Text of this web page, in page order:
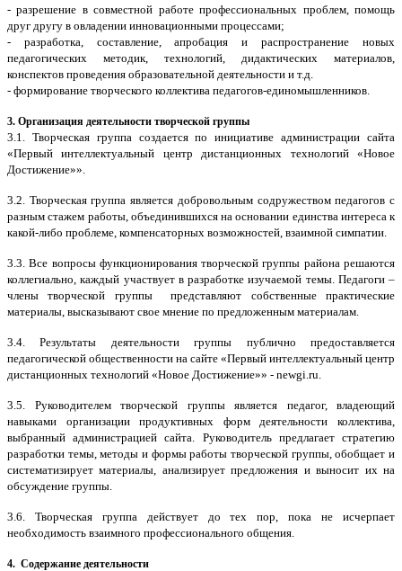
- разрешение в совместной работе профессиональных проблем, помощь
друг другу в овладении инновационными процессами;
- разработка, составление, апробация и распространение новых
педагогических методик, технологий, дидактических материалов,
конспектов проведения образовательной деятельности и т.д.
- формирование творческого коллектива педагогов-единомышленников.
3. Организация деятельности творческой группы
3.1. Творческая группа создается по инициативе администрации сайта
«Первый интеллектуальный центр дистанционных технологий «Новое
Достижение»».
3.2. Творческая группа является добровольным содружеством педагогов с
разным стажем работы, объединившихся на основании единства интереса к
какой-либо проблеме, компенсаторных возможностей, взаимной симпатии.
3.3. Все вопросы функционирования творческой группы района решаются
коллегиально, каждый участвует в разработке изучаемой темы. Педагоги –
члены творческой группы представляют собственные практические
материалы, высказывают свое мнение по предложенным материалам.
3.4. Результаты деятельности группы публично предоставляется
педагогической общественности на сайте «Первый интеллектуальный центр
дистанционных технологий «Новое Достижение»» - newgi.ru.
3.5. Руководителем творческой группы является педагог, владеющий
навыками организации продуктивных форм деятельности коллектива,
выбранный администрацией сайта. Руководитель предлагает стратегию
разработки темы, методы и формы работы творческой группы, обобщает и
систематизирует материалы, анализирует предложения и выносит их на
обсуждение группы.
3.6. Творческая группа действует до тех пор, пока не исчерпает
необходимость взаимного профессионального общения.
4. Содержание деятельности